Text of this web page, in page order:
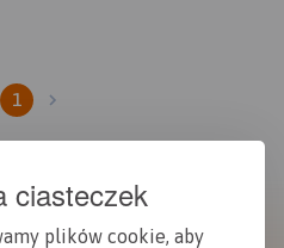
ciasteczek
plików cookie, aby
1